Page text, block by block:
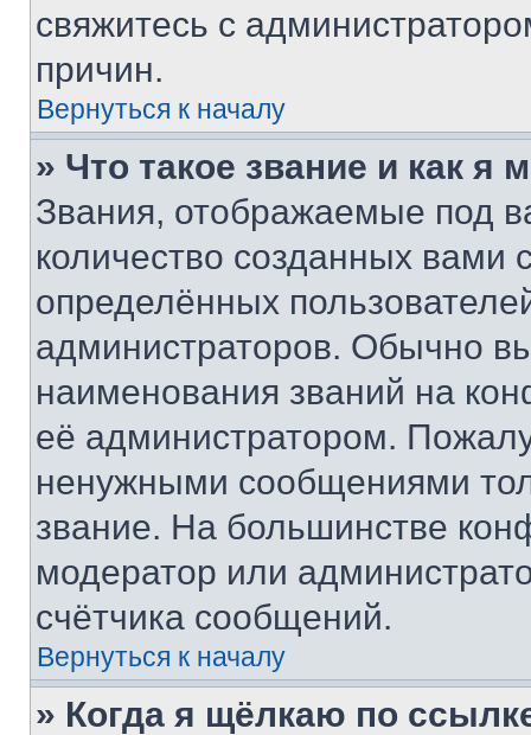
свяжитесь с
причин.
Вернуться к началу
» Что такое звание и как я
Звания, отображаемые под
количество созданных
определённых
администраторов. Обычно
наименования званий на
её администратором.
ненужными сообщениями
звание. На большинстве
модератор или
счётчика сообщений.
Вернуться к началу
» Когда я щёлкаю по